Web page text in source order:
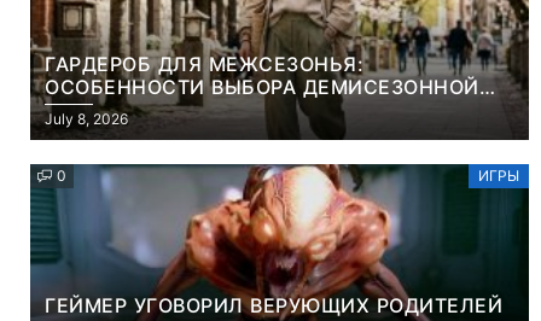
ГАРДЕРОБ ДЛЯ МЕЖСЕЗОНЬЯ:
ОСОБЕННОСТИ ВЫБОРА ДЕМИСЕЗОННОЙ
ПАРКИ И ЭЛЕГАНТНОГО ЖЕНСКОГО ПЛАЩА
July 8, 2026
0 ИГРЫ
ГЕЙМЕР УГОВОРИЛ ВЕРУЮЩИХ РОДИТЕЛЕЙ